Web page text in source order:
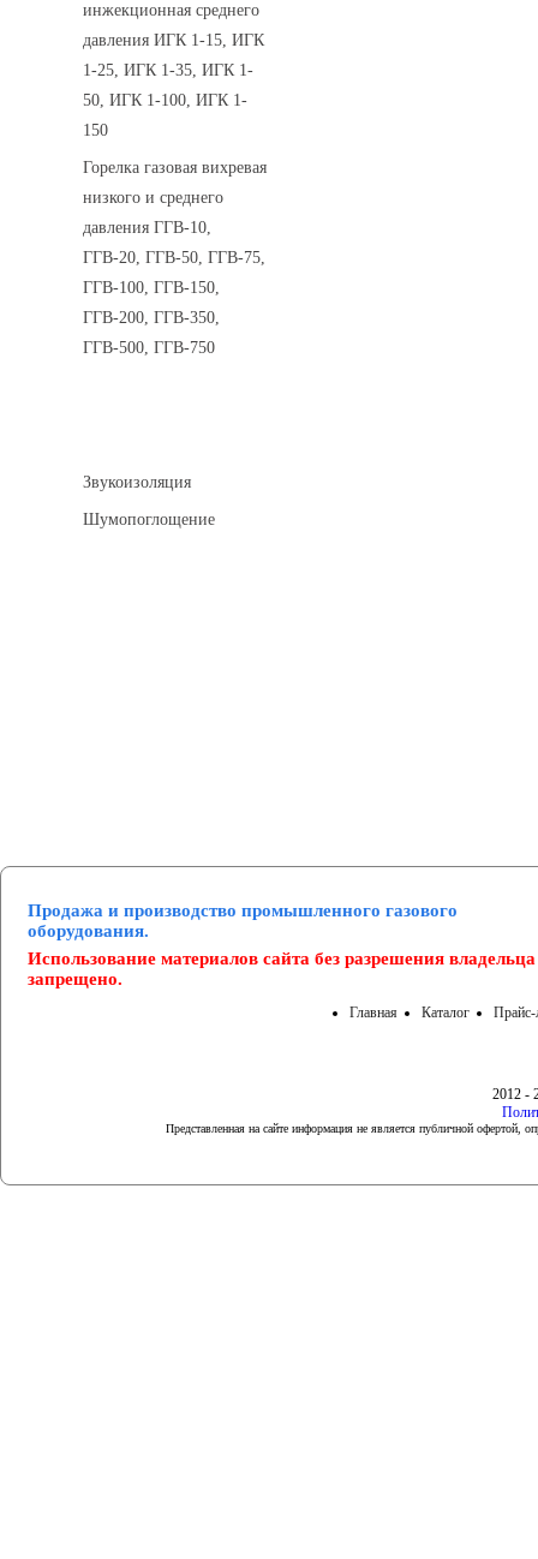
инжекционная среднего
давления ИГК 1-15, ИГК
1-25, ИГК 1-35, ИГК 1-
50, ИГК 1-100, ИГК 1-
150
Горелка газовая вихревая
низкого и среднего
давления ГГВ-10,
ГГВ-20, ГГВ-50, ГГВ-75,
ГГВ-100, ГГВ-150,
ГГВ-200, ГГВ-350,
ГГВ-500, ГГВ-750
Звукоизоляция
Шумопоглощение
Продажа и производство промышленного газового
оборудования.
Использование материалов сайта без разрешения владельца
запрещено.
Главная Каталог Прайс-
2012 -
Представленная на сайте информация не является публичной